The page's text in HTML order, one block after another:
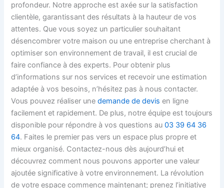
profondeur. Notre approche est axée sur la satisfaction
clientèle, garantissant des résultats à la hauteur de vos
attentes. Que vous soyez un particulier souhaitant
désencombrer votre maison ou une entreprise cherchant à
optimiser son environnement de travail, il est crucial de
faire confiance à des experts. Pour obtenir plus
d’informations sur nos services et recevoir une estimation
adaptée à vos besoins, n’hésitez pas à nous contacter.
Vous pouvez réaliser unedemande de devis en ligne
facilement et rapidement. De plus, notre équipe est toujours
disponible pour répondre à vos questions au03 39 64 36
64. Faites le premier pas vers un espace plus propre et
mieux organisé. Contactez-nous dès aujourd’hui et
découvrez comment nous pouvons apporter une valeur
ajoutée significative à votre environnement. La révolution
de votre espace commence maintenant; prenez l’initiative